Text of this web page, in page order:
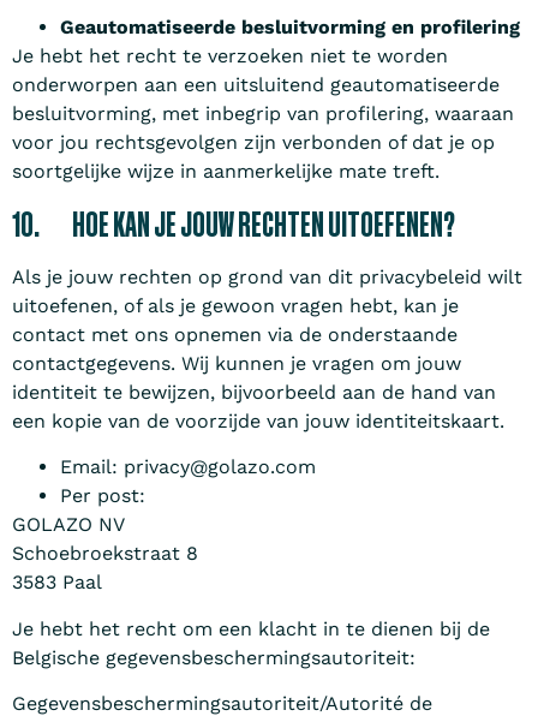
Geautomatiseerde besluitvorming en profilering
Je hebt het recht te verzoeken niet te worden
onderworpen aan een uitsluitend geautomatiseerde
besluitvorming, met inbegrip van profilering, waaraan
voor jou rechtsgevolgen zijn verbonden of dat je op
soortgelijke wijze in aanmerkelijke mate treft.
10. HOE KAN JE JOUW RECHTEN UITOEFENEN?
Als je jouw rechten op grond van dit privacybeleid wilt
uitoefenen, of als je gewoon vragen hebt, kan je
contact met ons opnemen via de onderstaande
contactgegevens. Wij kunnen je vragen om jouw
identiteit te bewijzen, bijvoorbeeld aan de hand van
een kopie van de voorzijde van jouw identiteitskaart.
Email: privacy@golazo.com
Per post:
GOLAZO NV
Schoebroekstraat 8
3583 Paal
Je hebt het recht om een klacht in te dienen bij de
Belgische gegevensbeschermingsautoriteit:
Gegevensbeschermingsautoriteit/Autorité de